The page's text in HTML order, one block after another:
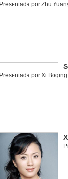
Presentada por Zhu
Presentada por Xi Boqing